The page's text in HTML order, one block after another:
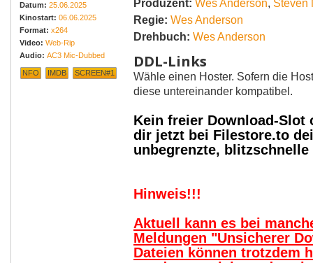
Datum: 25.06.2025
Kinostart: 06.06.2025
Format: x264
Video: Web-Rip
Audio: AC3 Mic-Dubbed
NFO IMDB SCREEN#1
Produzent: Wes Anderson, Steven
Regie: Wes Anderson
Drehbuch: Wes Anderson
DDL-Links
Wähle einen Hoster. Sofern die
diese untereinander kompatibel.
Kein freier Download-Slot
dir jetzt bei Filestore.to
unbegrenzte,
Hinweis!!!
Aktuell kann es bei
Meldungen "Unsicherer
Dateien können trotzdem